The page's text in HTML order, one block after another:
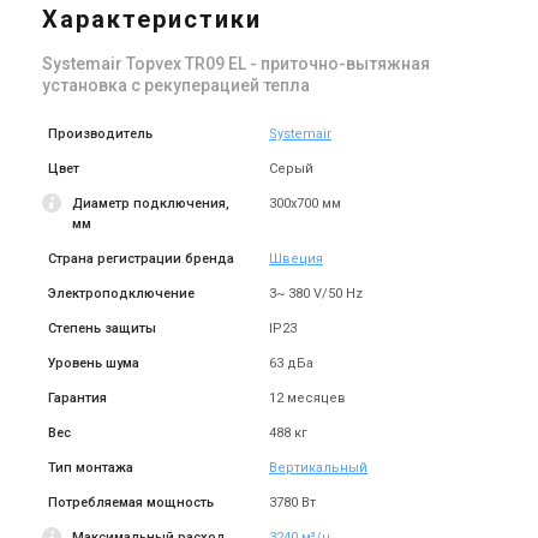
TR03 HWL-L-CAV
Цена
Купить Купить
Оставить отзыв
Швеция
Приточно-вытяжная
TR03 HWH-L-CAV
Цена по запросу
Купить
Оставить отзыв
Швеция
Приточно-вытяжная
TR03 HWH-R-CAV
Цена по запросу
Купить
Оставить отзыв
Оставить отзыв
Характеристики
Systemair Topvex TR09 EL - приточно-вытяжная
установка с рекуперацией тепла
Производитель Systemair
Цвет Серый
Диаметр подключения,
мм
300x700 мм
Страна регистрации бренда Швеция
Электроподключение 3~ 380 V/50 Hz
Степень защиты IP23
Уровень шума 63 дБа
Гарантия 12 месяцев
Вес 488 кг
Тип монтажа Вертикальный
Потребляемая мощность 3780 Вт